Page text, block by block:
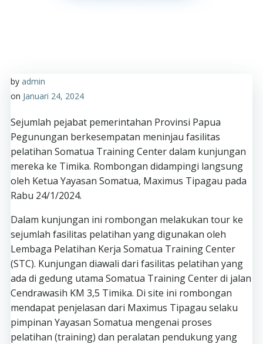
by admin
on Januari 24, 2024
Sejumlah pejabat pemerintahan Provinsi Papua
Pegunungan berkesempatan meninjau fasilitas
pelatihan Somatua Training Center dalam kunjungan
mereka ke Timika. Rombongan didampingi langsung
oleh Ketua Yayasan Somatua, Maximus Tipagau pada
Rabu 24/1/2024.
Dalam kunjungan ini rombongan melakukan tour ke
sejumlah fasilitas pelatihan yang digunakan oleh
Lembaga Pelatihan Kerja Somatua Training Center
(STC). Kunjungan diawali dari fasilitas pelatihan yang
ada di gedung utama Somatua Training Center di jalan
Cendrawasih KM 3,5 Timika. Di site ini rombongan
mendapat penjelasan dari Maximus Tipagau selaku
pimpinan Yayasan Somatua mengenai proses
pelatihan (training) dan peralatan pendukung yang